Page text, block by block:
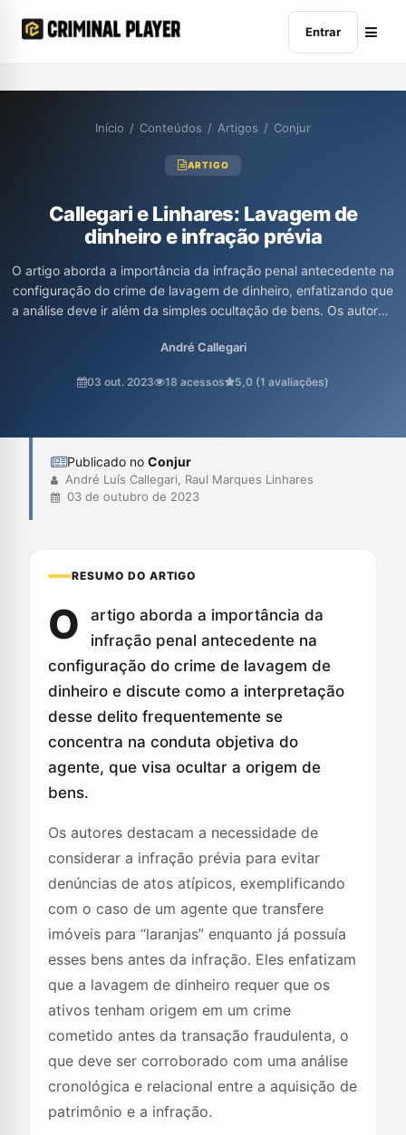
Entrar
Início / Conteúdos / Artigos / Conjur
ARTIGO
Callegari e Linhares: Lavagem de
dinheiro e infração prévia
O artigo aborda a importância da infração penal antecedente na
configuração do crime de lavagem de dinheiro, enfatizando que
a análise deve ir além da simples ocultação de bens. Os autores,
falta de atenção a essa infração anterior pode levar a denúncias
necessidade de uma avaliação cronológica e contextual dos
André Callegari
03 out. 2023 18 acessos 5,0 (1 avaliações)
Publicado no Conjur
André Luís Callegari, Raul Marques Linhares
03 de outubro de 2023
RESUMO DO ARTIGO
O
artigo aborda a importância da
infração penal antecedente na
configuração do crime de lavagem de
dinheiro e discute como a interpretação
desse delito frequentemente se
concentra na conduta objetiva do
agente, que visa ocultar a origem de
bens.
Os autores destacam a necessidade de
considerar a infração prévia para evitar
denúncias de atos atípicos, exemplificando
com o caso de um agente que transfere
imóveis para “laranjas” enquanto já possuía
esses bens antes da infração. Eles enfatizam
que a lavagem de dinheiro requer que os
ativos tenham origem em um crime
cometido antes da transação fraudulenta, o
que deve ser corroborado com uma análise
cronológica e relacional entre a aquisição de
patrimônio e a infração.